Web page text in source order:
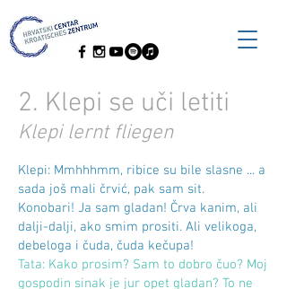
2. Klepi se uči letiti
Klepi lernt fliegen
Klepi: Mmhhhmm, ribice su bile slasne ... a
sada još mali črvić, pak sam sit.
Konobari! Ja sam gladan! Črva kanim, ali
dalji-dalji, ako smim prositi. Ali velikoga,
debeloga i čuda, čuda kečupa!
Tata: Kako prosim? Sam to dobro čuo? Moj
gospodin sinak je jur opet gladan? To ne